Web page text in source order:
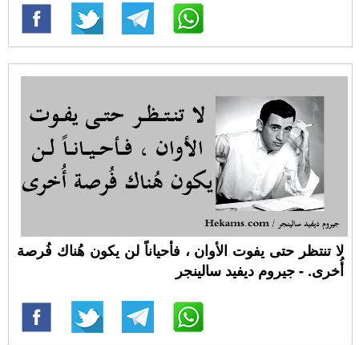
لا تنتظر حتى يفوت الأوان ، فأحياناً لن يكون هُناك فُرصة
أُخرى. - جيروم ديفيد سالينجر